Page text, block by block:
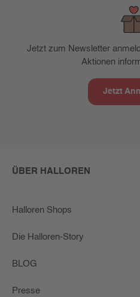
Jetzt zum Newsletter
Aktionen
Jetzt
ÜBER HALLOREN
Halloren Shops
Die Halloren-Story
BLOG
Presse